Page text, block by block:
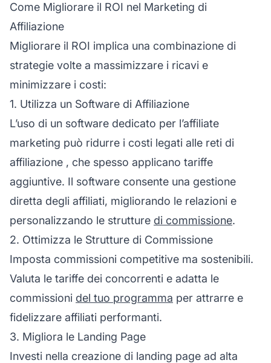
Come Migliorare il ROI nel Marketing di
Affiliazione
Migliorare il ROI implica una combinazione di
strategie volte a massimizzare i ricavi e
minimizzare i costi:
1. Utilizza un Software di Affiliazione
L’uso di un software dedicato per l’affiliate
marketing può ridurre i costi legati alle reti di
affiliazione , che spesso applicano tariffe
aggiuntive. Il software consente una gestione
diretta degli affiliati, migliorando le relazioni e
personalizzando le strutture di commissione.
2. Ottimizza le Strutture di Commissione
Imposta commissioni competitive ma sostenibili.
Valuta le tariffe dei concorrenti e adatta le
commissioni del tuo programma per attrarre e
fidelizzare affiliati performanti.
3. Migliora le Landing Page
Investi nella creazione di landing page ad alta